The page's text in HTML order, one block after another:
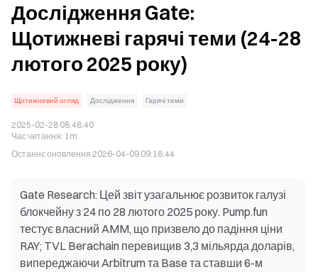
Дослідження Gate:
Щотижневі гарячі теми (24-28
лютого 2025 року)
Щотижневий огляд Дослідження Гарячі теми
2025-02-28 08:48:40
Час читання: 1m
Останнє оновлення 2026-04-09 09:18:44
Gate Research: Цей звіт узагальнює розвиток галузі
блокчейну з 24 по 28 лютого 2025 року. Pump.fun
тестує власний AMM, що призвело до падіння ціни
RAY; TVL Berachain перевищив 3,3 мільярда доларів,
випереджаючи Arbitrum та Base та ставши 6-м